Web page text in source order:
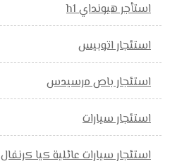
استأجر هيونداي h1
استئجار اتوبيس
استئجار باص مرسيدس
استئجار سيارات
استئجار سيارات عائلية كيا كرنفال